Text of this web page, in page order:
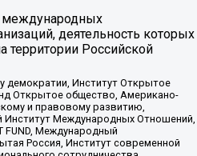
международных
деятельность которых
территории Российской
демократии, Институт Открытое
Открытое общество, Американо-
и правовому развитию,
Институт Международных Отношений,
FUND, Международный
Россия, Институт современной